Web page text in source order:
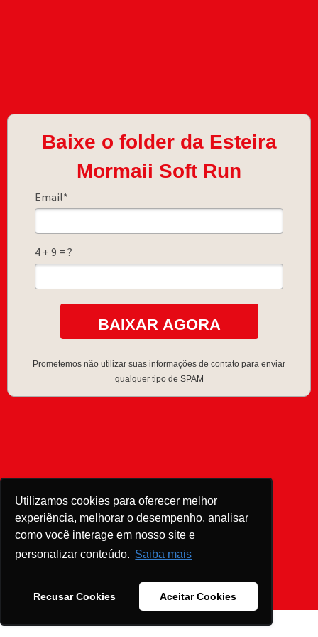
Utilizamos cookies para oferecer melhor
experiência, melhorar o desempenho, analisar
como você interage em nosso site e
personalizar conteúdo. Saiba mais
Recusar Cookies Aceitar Cookies
Baixe o folder da Esteira
Mormaii Soft Run
Email*
4 + 9 = ?
BAIXAR AGORA
Prometemos não utilizar suas informações de contato para enviar
qualquer tipo de SPAM